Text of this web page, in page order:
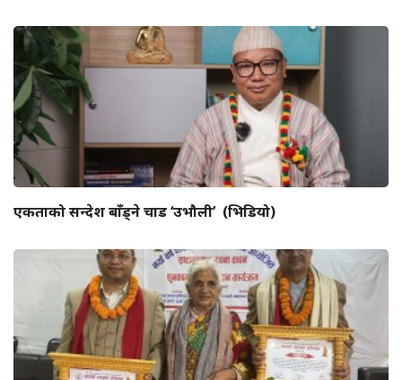
एकताको सन्देश बाँड्ने चाड ‘उभौली’ (भिडियो)